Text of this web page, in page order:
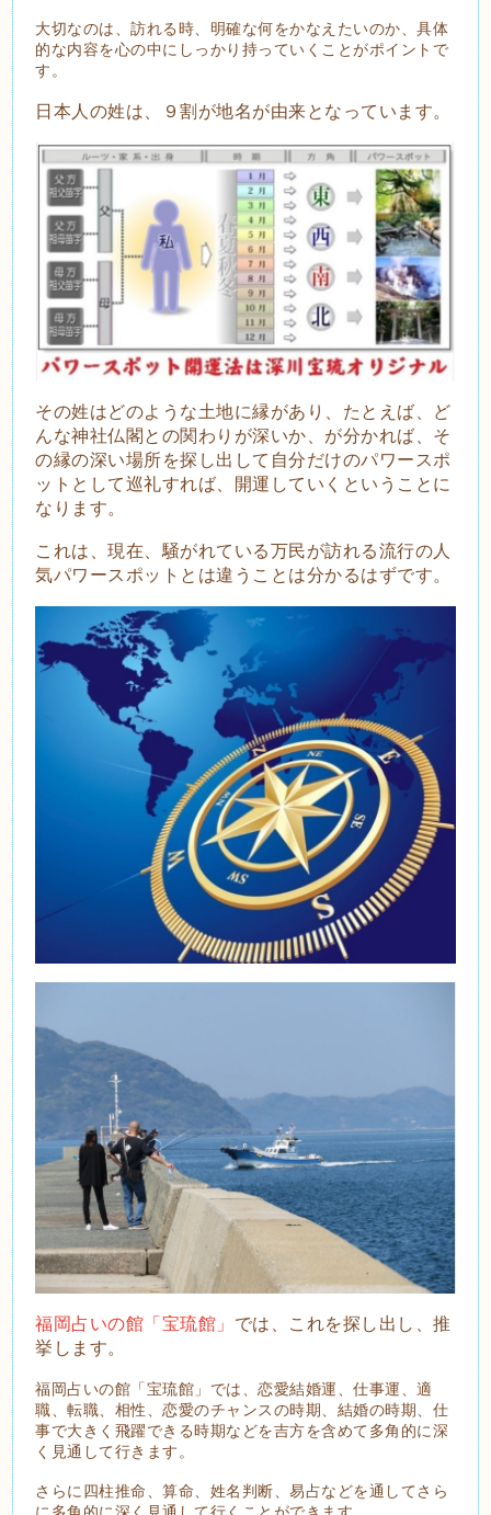
大切なのは、訪れる時、明確な何をかなえたいのか、具体
的な内容を心の中にしっかり持っていくことがポイントで
す。
日本人の姓は、９割が地名が由来となっています。
その姓はどのような土地に縁があり、たとえば、ど
んな神社仏閣との関わりが深いか、が分かれば、そ
の縁の深い場所を探し出して自分だけのパワースポ
ットとして巡礼すれば、開運していくということに
なります。
これは、現在、騒がれている万民が訪れる流行の人
気パワースポットとは違うことは分かるはずです。
福岡占いの館「宝琉館」 では、これを探し出し、推
挙します。
福岡占いの館「宝琉館」では、恋愛結婚運、仕事運、適
職、転職、相性、恋愛のチャンスの時期、結婚の時期、仕
事で大きく飛躍できる時期などを吉方を含めて多角的に深
く見通して行きます。
さらに四柱推命、算命、姓名判断、易占などを通してさら
に多角的に深く見通して行くことができます。